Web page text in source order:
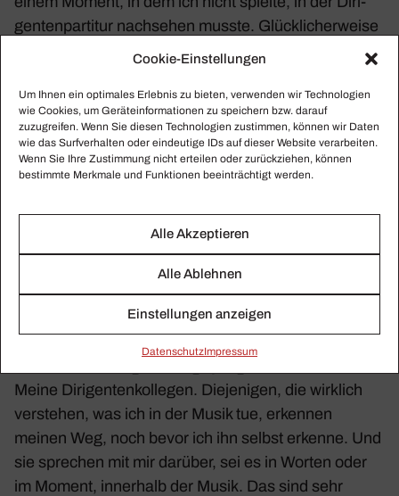
Cookie-Einstellungen
Um Ihnen ein optimales Erlebnis zu bieten, verwenden wir Technologien
wie Cookies, um Geräteinformationen zu speichern bzw. darauf
zuzugreifen. Wenn Sie diesen Technologien zustimmen, können wir Daten
wie das Surfverhalten oder eindeutige IDs auf dieser Website verarbeiten.
Wenn Sie Ihre Zustimmung nicht erteilen oder zurückziehen, können
bestimmte Merkmale und Funktionen beeinträchtigt werden.
Alle Akzeptieren
Alle Ablehnen
Einstellungen anzeigen
Daten­schutzImpressum
gen­ten­par­titur nach­sehen musste. Glück­li­cher­weise
ist Geige­spielen keine Hirn­chir­urgie oder Fall­schirm­
Schaden kam. Und über­haupt, die Kunst liegt darin,
sich wieder zu fangen!
Welche Musik mochten Sie als Kind/als
Klas­si­sche Musik und Reggae
Ein Werk, das Ihr Leben verändert hat?
Das Ginas­tera-Violin­kon­zert.
Meine Diri­gen­ten­kol­legen. Dieje­nigen, die wirk­lich
verstehen, was ich in der Musik tue, erkennen
meinen Weg, noch bevor ich ihn selbst erkenne. Und
sie spre­chen mit mir darüber, sei es in Worten oder
im Moment, inner­halb der Musik. Das sind sehr